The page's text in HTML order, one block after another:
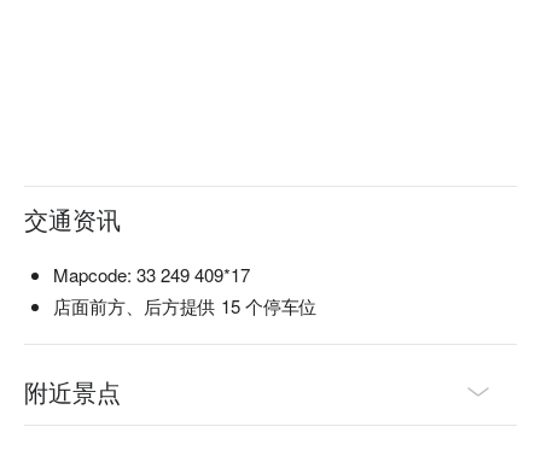
交通资讯
Mapcode: 33 249 409*17
店面前方、后方提供 15 个停车位
附近景点